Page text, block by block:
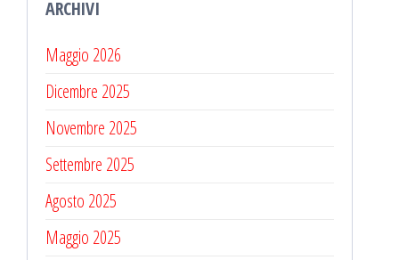
ARCHIVI
Maggio 2026
Dicembre 2025
Novembre 2025
Settembre 2025
Agosto 2025
Maggio 2025